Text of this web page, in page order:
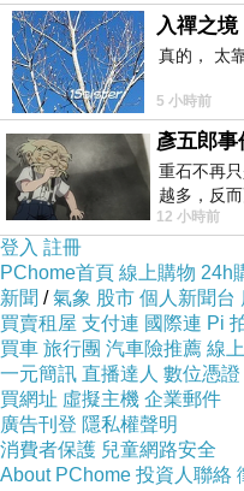
次事件會很好處理，
的人，被碰到一下就
籲大家把格局放大。
相關報導
● 「黨職併公職」三
胡志強等381人追討
● 遭批「臭老九」、
諷：年金改革是文化
卡分期。有的時候這些商
乎，這一款CP值破表的：
用馬達吸排風扇(鋁葉)
一下，發現很多部落客都
不管了，就刷下去吧！
【永用牌】MIT 台
扇(鋁葉)
入禪之境
真的， 太
5 小時前
彥五郎
重石不再
越多，反
習慣一如
12 小時前
登入 註冊
PChome首頁 線上購物 24h
新聞 /氣象 股市 個人新聞台
買賣租屋 支付連 國際連 Pi
買車 旅行團 汽車險推薦 線
一元簡訊 直播達人 數位憑證
買網址 虛擬主機 企業郵件
廣告刊登 隱私權聲明
消費者保護 兒童網路安全
About PChome 投資人聯絡